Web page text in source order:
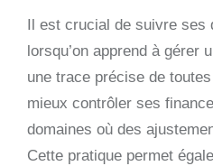
Il est crucial de suivre ses
lorsqu’on apprend à gérer
une trace précise de
mieux contrôler ses
domaines où des
Cette pratique permet